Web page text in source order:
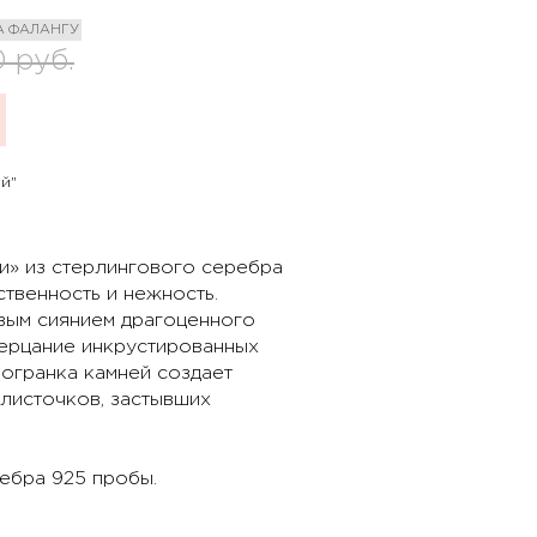
ФАЛАНГУ
руб.
из стерлингового серебра
и нежность.
сиянием драгоценного
инкрустированных
камней создает
застывших
925 пробы.